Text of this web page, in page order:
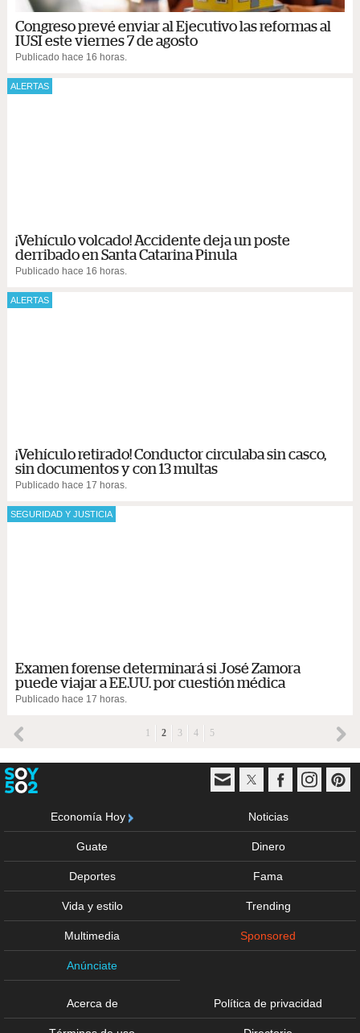
Congreso prevé enviar al Ejecutivo las reformas al
IUSI este viernes 7 de agosto
Publicado hace 16 horas.
ALERTAS
¡Vehículo volcado! Accidente deja un poste
derribado en Santa Catarina Pinula
Publicado hace 16 horas.
ALERTAS
¡Vehículo retirado! Conductor circulaba sin casco,
sin documentos y con 13 multas
Publicado hace 17 horas.
SEGURIDAD Y JUSTICIA
Examen forense determinará si José Zamora
puede viajar a EE.UU. por cuestión médica
Publicado hace 17 horas.
1 2 3 4 5
Economía Hoy Noticias
Guate Dinero
Deportes Fama
Vida y estilo Trending
Multimedia Sponsored
Anúnciate
Acerca de Política de privacidad